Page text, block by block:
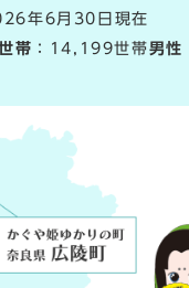
年6月30日現在
帯 ：14,199世帯男性